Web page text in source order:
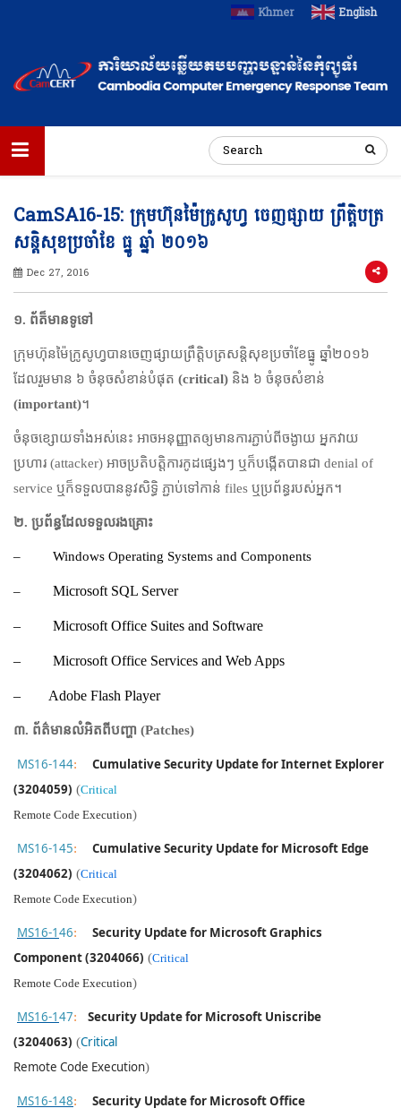
Khmer English
CamSA16-15: ក្រុមហ៊ុនម៉ៃក្រូសូហ្វ ចេញផ្សាយ ព្រឹត្តិបត្រ
សន្តិសុខប្រចាំខែ ធ្នូ ឆ្នាំ ២០១៦
Dec 27, 2016
១. ព័ត៏មានទូទៅ
ក្រុមហ៊ុនម៉ៃក្រូសូហ្វបានចេញផ្សាយព្រឹត្តិបត្រសន្តិសុខប្រចាំខែធ្នូ ឆ្នាំ២០១៦
ដែលរួមមាន ៦ ចំនុចសំខាន់បំផុត (critical) និង ៦ ចំនុចសំខាន់
(important)។
ចំនុចខ្សោយទាំងអស់នេះ អាចអនុញ្ញាតឲ្យមានការភ្ជាប់ពីចង្ងាយ អ្នកវាយ
ប្រហារ (attacker) អាចប្រតិបត្តិការកូដផ្សេងៗ ឬក៏បង្កើតបានជា denial of
service ឬក៏ទទួលបាននូវសិទ្ធិ ភ្ជាប់ទៅកាន់ files ឬប្រព័ន្ធរបស់អ្នក។
២. ប្រព័ន្ធដែលទទួលរងគ្រោះ
– Windows Operating Systems and Components
– Microsoft SQL Server
– Microsoft Office Suites and Software
– Microsoft Office Services and Web Apps
– Adobe Flash Player
៣. ព័ត៌មានលំអិតពីបញ្ហា (Patches)
MS16-144:
Cumulative Security Update for Internet Explorer
(3204059) (Critical
Remote Code Execution)
MS16-145:
Cumulative Security Update for Microsoft Edge
(3204062) (Critical
Remote Code Execution)
MS16-146:
Security Update for Microsoft Graphics
Component (3204066) (Critical
Remote Code Execution)
MS16-147: Security Update for Microsoft Uniscribe
(3204063) (Critical
Remote Code Execution)
MS16-148:
Security Update for Microsoft Office